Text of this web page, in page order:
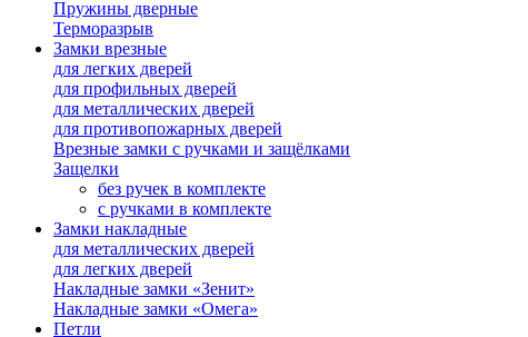
Пружины дверные
Терморазрыв
Замки врезные
для легких дверей
для профильных дверей
для металлических дверей
для противопожарных дверей
Врезные замки с ручками и защёлками
Защелки
без ручек в комплекте
с ручками в комплекте
Замки накладные
для металлических дверей
для легких дверей
Накладные замки «Зенит»
Накладные замки «Омега»
Петли